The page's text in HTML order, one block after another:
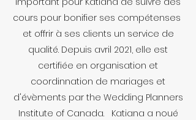
cours pour bonifier ses compétenses
et offrir à ses clients un service de
qualité. Depuis avril 2021, elle est
certifiée en organisation et
coordinnation de mariages et
d'évèments par the Wedding Planners
Institute of Canada. Katiana a noué